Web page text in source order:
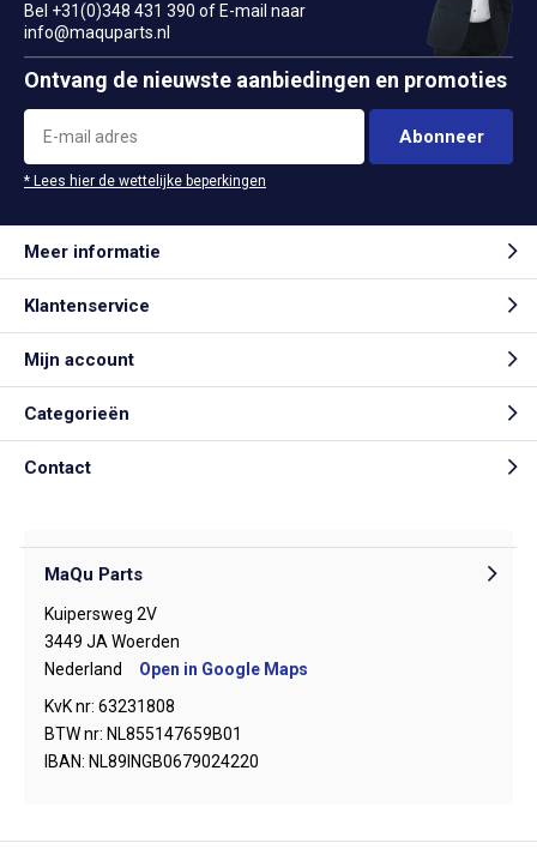
Bel +31(0)348 431 390 of E-mail naar
info@maquparts.nl
Ontvang de nieuwste aanbiedingen en promoties
Abonneer
* Lees hier de wettelijke beperkingen
Meer informatie
Klantenservice
Mijn account
Categorieën
Contact
MaQu Parts
Kuipersweg 2V
3449 JA Woerden
Nederland
Open in Google Maps
KvK nr: 63231808
BTW nr: NL855147659B01
IBAN: NL89INGB0679024220